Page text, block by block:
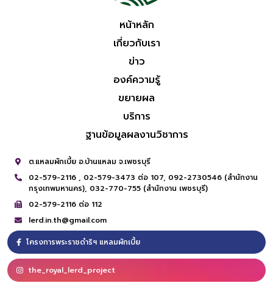
หน้าหลัก
เกี่ยวกับเรา
ข่าว
องค์ความรู้
ขยายผล
บริการ
ฐานข้อมูลผลงานวิชาการ
ต.แหลมผักเบี้ย อ.บ้านแหลม จ.เพชรบุรี
02-579-2116 , 02-579-3473 ต่อ 107, 092-2730546 (สำนักงาน
กรุงเทพมหานคร), 032-770-755 (สำนักงาน เพชรบุรี)
02-579-2116 ต่อ 112
lerd.in.th@gmail.com
โครงการพระราชดำริฯ แหลมผักเบี้ย
the_royal_lerd_project